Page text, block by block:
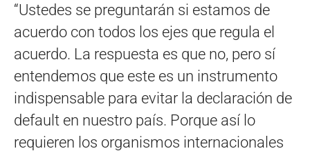
“Ustedes se preguntarán si estamos de
acuerdo con todos los ejes que regula el
acuerdo. La respuesta es que no, pero sí
entendemos que este es un instrumento
indispensable para evitar la declaración de
default en nuestro país. Porque así lo
requieren los organismos internacionales